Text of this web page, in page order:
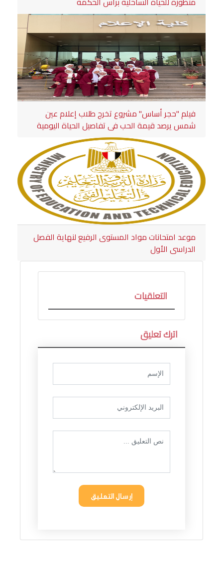
فيلم "حجر أساس" مشروع تخرج طلاب إعلام عين
شمس يرصد قيمة الحب في تفاصيل الحياة اليومية
موعد امتحانات مواد المستوى الرفيع لنهاية الفصل
الدراسى الأول
التعلقيات
اترك تعليق
إرسال التعليق